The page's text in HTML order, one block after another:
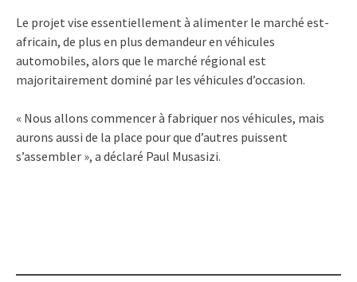
Le projet vise essentiellement à alimenter le marché est-
africain, de plus en plus demandeur en véhicules
automobiles, alors que le marché régional est
majoritairement dominé par les véhicules d’occasion.
« Nous allons commencer à fabriquer nos véhicules, mais
aurons aussi de la place pour que d’autres puissent
s’assembler », a déclaré Paul Musasizi.